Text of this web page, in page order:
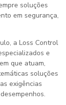
soluções
em segurança,
a Loss Control
e
que atuam,
soluções
exigências